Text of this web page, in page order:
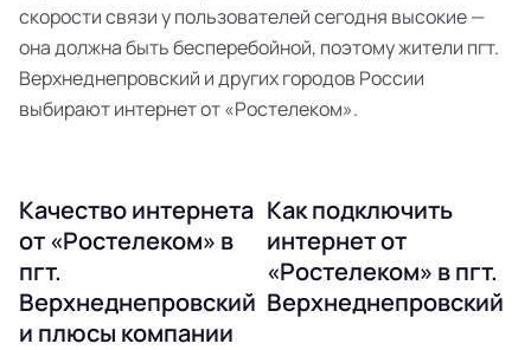
скорости связи у пользователей сегодня высокие —
она должна быть бесперебойной, поэтому жители пгт.
Верхнеднепровский и других городов России
выбирают интернет от «Ростелеком».
Качество интернета
от «Ростелеком» в
пгт.
Верхнеднепровский
и плюсы компании
Как подключить
интернет от
«Ростелеком» в пгт.
Верхнеднепровский